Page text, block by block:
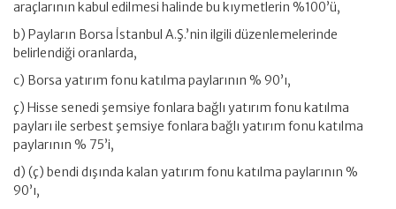
araçlarının kabul edilmesi halinde bu kıymetlerin %100’ü,
b) Payların Borsa İstanbul A.Ş.’nin ilgili düzenlemelerinde
belirlendiği oranlarda,
c) Borsa yatırım fonu katılma paylarının % 90’ı,
ç) Hisse senedi şemsiye fonlara bağlı yatırım fonu katılma
payları ile serbest şemsiye fonlara bağlı yatırım fonu katılma
paylarının % 75’i,
d) (ç) bendi dışında kalan yatırım fonu katılma paylarının %
90’ı,